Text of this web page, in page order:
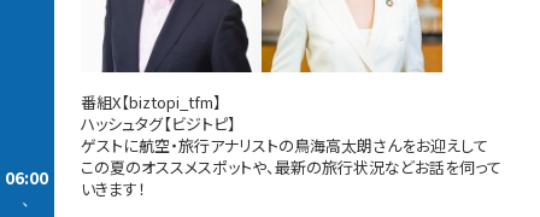
06:00
-
番組X【biztopi_tfm】
ハッシュタグ【ビジトピ】
ゲストに航空・旅行アナリストの鳥海高太朗さんをお迎えして
この夏のオススメスポットや、最新の旅行状況などお話を伺って
いきます！